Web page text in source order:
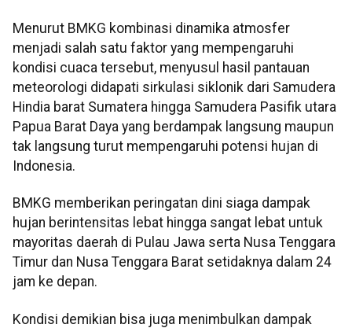
Menurut BMKG kombinasi dinamika atmosfer
menjadi salah satu faktor yang mempengaruhi
kondisi cuaca tersebut, menyusul hasil pantauan
meteorologi didapati sirkulasi siklonik dari Samudera
Hindia barat Sumatera hingga Samudera Pasifik utara
Papua Barat Daya yang berdampak langsung maupun
tak langsung turut mempengaruhi potensi hujan di
Indonesia.
BMKG memberikan peringatan dini siaga dampak
hujan berintensitas lebat hingga sangat lebat untuk
mayoritas daerah di Pulau Jawa serta Nusa Tenggara
Timur dan Nusa Tenggara Barat setidaknya dalam 24
jam ke depan.
Kondisi demikian bisa juga menimbulkan dampak